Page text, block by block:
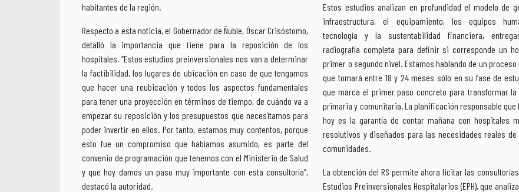
habitantes de la región.
Respecto a esta noticia, el Gobernador de Ñuble, Óscar Crisóstomo,
detalló la importancia que tiene para la reposición de los
hospitales. “Estos estudios preinversionales nos van a determinar
la factibilidad, los lugares de ubicación en caso de que tengamos
que hacer una reubicación y todos los aspectos fundamentales
para tener una proyección en términos de tiempo, de cuándo va a
empezar su reposición y los presupuestos que necesitamos para
poder invertir en ellos. Por tanto, estamos muy contentos, porque
esto fue un compromiso que habíamos asumido, es parte del
convenio de programación que tenemos con el Ministerio de Salud
y que hoy damos un paso muy importante con esta consultoría”,
destacó la autoridad.
Estos estudios analizan en profundidad el modelo de
infraestructura, el equipamiento, los equipos
tecnología y la sustentabilidad financiera,
radiografía completa para definir si corresponde un
primer o segundo nivel. Estamos hablando de un
que tomará entre 18 y 24 meses sólo en su fase de
que marca el primer paso concreto para transformar la
primaria y comunitaria. La planificación responsable que
hoy es la garantía de contar mañana con hospitales
resolutivos y diseñados para las necesidades reales de
comunidades.
La obtención del RS permite ahora licitar las
Estudios Preinversionales Hospitalarios (EPH), que